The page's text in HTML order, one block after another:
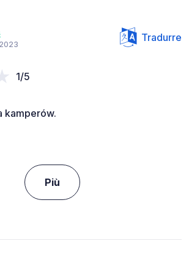
Tradurre
1/5
kamperów.
Più